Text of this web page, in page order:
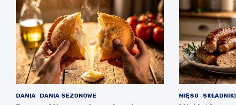
DANIA DANIA SEZONOWE MIĘSO SKŁADNIKI